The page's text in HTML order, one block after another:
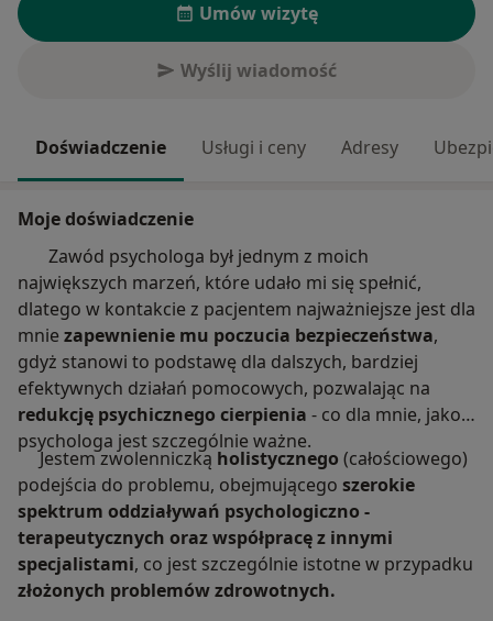
Umów wizytę
Wyślij wiadomość
Doświadczenie Usługi i ceny Adresy
Moje doświadczenie
Zawód psychologa był jednym z moich
największych marzeń, które udało mi się spełnić,
dlatego w kontakcie z pacjentem najważniejsze jest dla
mnie zapewnienie mu poczucia bezpieczeństwa,
gdyż stanowi to podstawę dla dalszych, bardziej
efektywnych działań pomocowych, pozwalając na
redukcję psychicznego cierpienia - co dla mnie, jako
psychologa jest szczególnie ważne.
Jestem zwolenniczką holistycznego (całościowego)
podejścia do problemu, obejmującego szerokie
spektrum oddziaływań psychologiczno -
terapeutycznych oraz współpracę z innymi
specjalistami, co jest szczególnie istotne w przypadku
złożonych problemów zdrowotnych.